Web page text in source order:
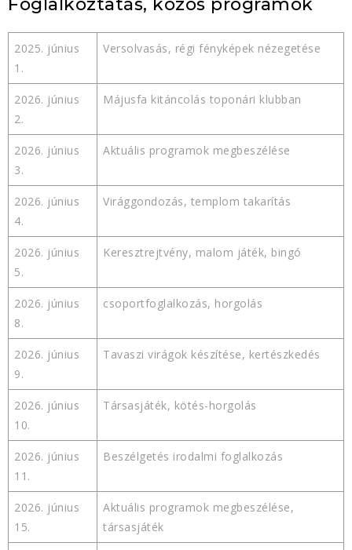
Foglalkoztatás, közös programok
2025. június
1.
Versolvasás, régi fényképek nézegetése
2026. június
2.
Májusfa kitáncolás toponári klubban
2026. június
3.
Aktuális programok megbeszélése
2026. június
4.
Virággondozás, templom takarítás
2026. június
5.
Keresztrejtvény, malom játék, bingó
2026. június
8.
csoportfoglalkozás, horgolás
2026. június
9.
Tavaszi virágok készítése, kertészkedés
2026. június
10.
Társasjáték, kötés-horgolás
2026. június
11.
Beszélgetés irodalmi foglalkozás
2026. június
15.
Aktuális programok megbeszélése,
társasjáték